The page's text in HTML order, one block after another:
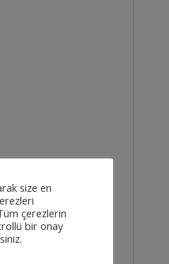
size en
çerezlerin
bir onay